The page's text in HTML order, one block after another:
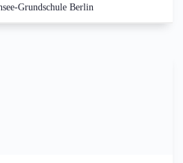
Grundschule Berlin